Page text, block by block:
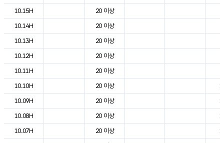
10.15H
20 이상
10.14H
20 이상
10.13H
20 이상
10.12H
20 이상
10.11H
20 이상
10.10H
20 이상
10.09H
20 이상
10.08H
20 이상
10.07H
20 이상